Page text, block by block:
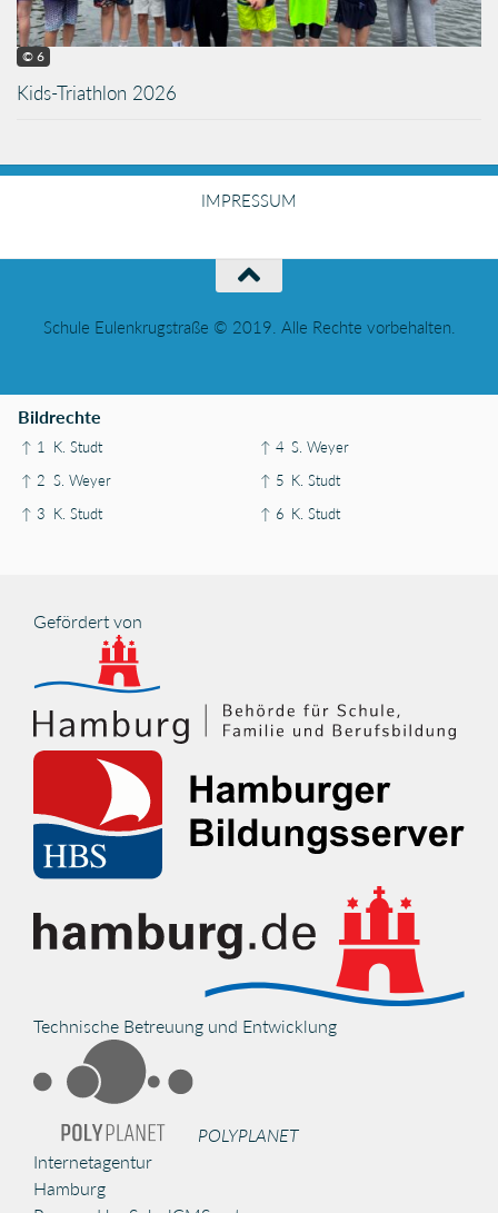
© 6
Kids-Triathlon 2026
IMPRESSUM
Schule Eulenkrugstraße © 2019. Alle Rechte vorbehalten.
Bildrechte
↑ 1 K. Studt
↑ 2 S. Weyer
↑ 3 K. Studt
↑ 4 S. Weyer
↑ 5 K. Studt
↑ 6 K. Studt
Gefördert von
Technische Betreuung und Entwicklung
POLYPLANET
Internetagentur
Hamburg